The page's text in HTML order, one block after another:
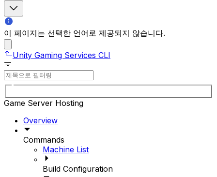
이 페이지는 선택한 언어로 제공되지 않습니다.
Unity Gaming Services CLI
Game Server Hosting
Overview
Commands
Machine List
Build Configuration